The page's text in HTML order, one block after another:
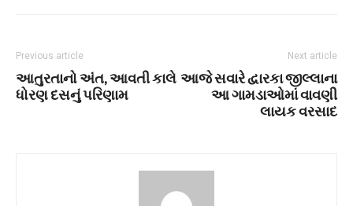
Previous article
આતુરતાનો અંત, આવતી કાલે
ધોરણ દસનું પરિણામ
Next article
આજે સવારે દ્વારકા જીલ્લાના
આ ગામડાઓમાં વાવણી
લાયક વરસાદ